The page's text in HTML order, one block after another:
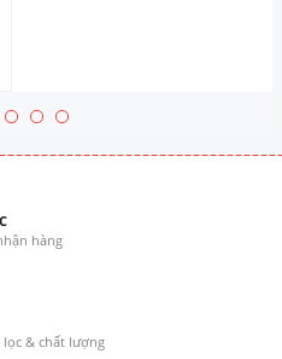
hàng
lọc & chất lượng